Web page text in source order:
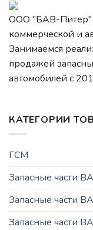
ООО "БАВ-Питер"
коммерческой и
Занимаемся
продажей
автомобилей c
КАТЕГОРИИ
ГСМ
Запасные части
Запасные части
Запасные части